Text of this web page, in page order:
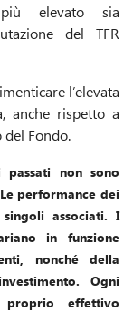
elevato sia
del TFR
l’elevata
anche rispetto a
Fondo.
non sono
performance dei
associati. I
in funzione
nonché della
Ogni
effettivo